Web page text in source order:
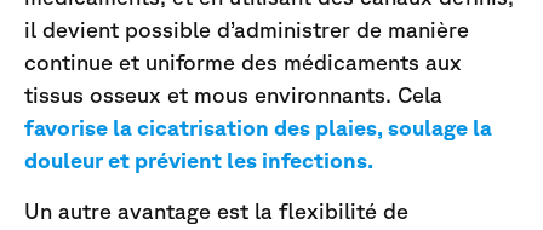
il devient possible d’administrer de manière
continue et uniforme des médicaments aux
tissus osseux et mous environnants. Cela
favorise la cicatrisation des plaies, soulage la
douleur et prévient les infections.
Un autre avantage est la flexibilité de